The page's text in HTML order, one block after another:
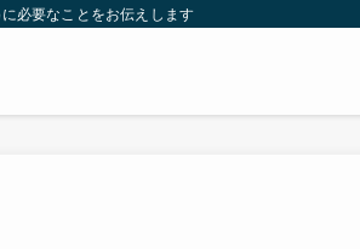
必要なことをお伝えします